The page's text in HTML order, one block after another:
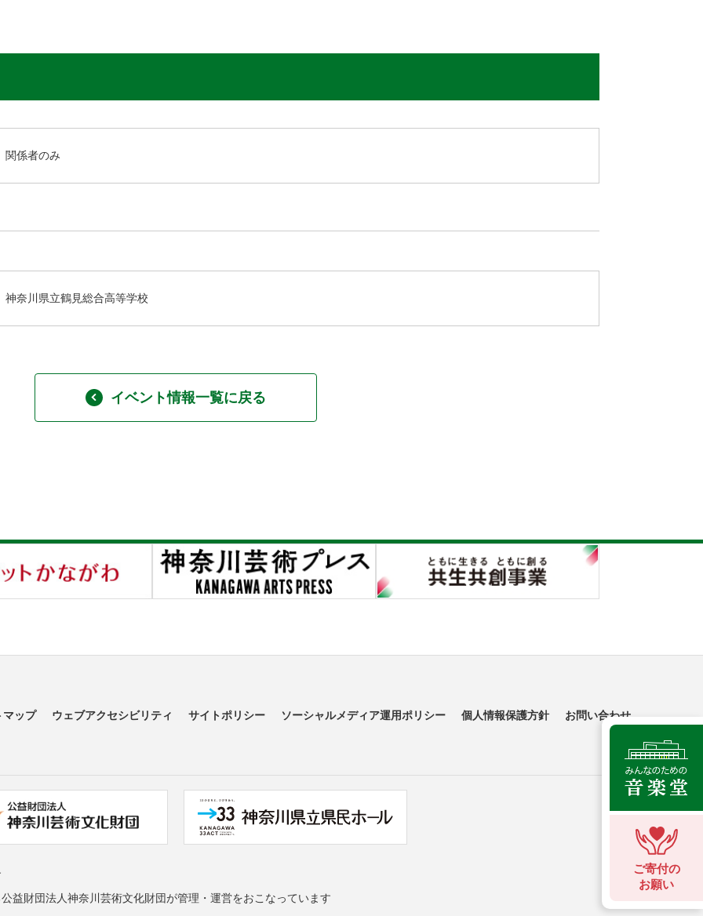
関係者のみ
神奈川県立鶴見総合高等学校
イベント情報一覧に戻る
ご寄付の
お願い
マップ ウェブアクセシビリティ サイトポリシー ソーシャルメディア運用ポリシー 個人情報保護方針 お問い合わせ
益財団法人神奈川芸術文化財団が管理・運営をおこなっています